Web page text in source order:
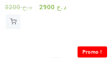
د.ج3200
Le
د.ج
د.ج 2900.
Promo !